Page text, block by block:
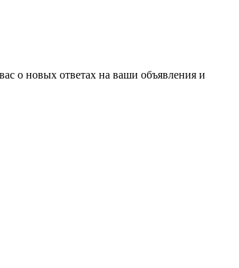
о новых ответах на ваши объявления и